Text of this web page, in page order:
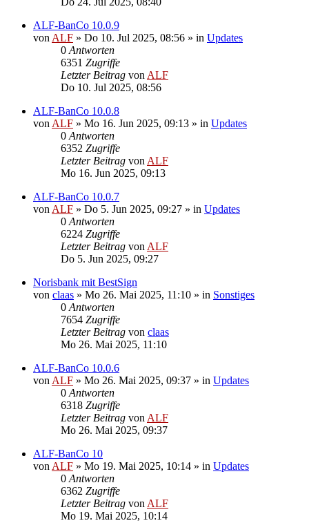
ALF-BanCo 10.0.9
von ALF » Do 10. Jul 2025, 08:56 » in Updates
0 Antworten
6351 Zugriffe
Letzter Beitrag von ALF
Do 10. Jul 2025, 08:56
ALF-BanCo 10.0.8
von ALF » Mo 16. Jun 2025, 09:13 » in Updates
0 Antworten
6352 Zugriffe
Letzter Beitrag von ALF
Mo 16. Jun 2025, 09:13
ALF-BanCo 10.0.7
von ALF » Do 5. Jun 2025, 09:27 » in Updates
0 Antworten
6224 Zugriffe
Letzter Beitrag von ALF
Do 5. Jun 2025, 09:27
Norisbank mit BestSign
von claas » Mo 26. Mai 2025, 11:10 » in Sonstiges
0 Antworten
7654 Zugriffe
Letzter Beitrag von claas
Mo 26. Mai 2025, 11:10
ALF-BanCo 10.0.6
von ALF » Mo 26. Mai 2025, 09:37 » in Updates
0 Antworten
6318 Zugriffe
Letzter Beitrag von ALF
Mo 26. Mai 2025, 09:37
ALF-BanCo 10
von ALF » Mo 19. Mai 2025, 10:14 » in Updates
0 Antworten
6362 Zugriffe
Letzter Beitrag von ALF
Mo 19. Mai 2025, 10:14